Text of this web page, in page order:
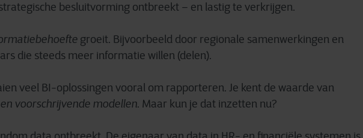
besluitvorming ontbreekt – en lastig te verkrijgen.
groeit. Bijvoorbeeld door regionale samenwerkingen en
die steeds meer informatie willen (delen).
veel BI-oplossingen vooral om rapporteren. Je kent de waarde van
voorschrijvende modellen. Maar kun je dat inzetten nu?